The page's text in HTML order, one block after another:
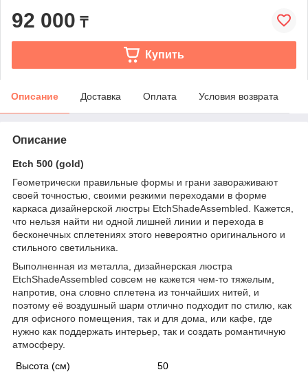
92 000 ₸
Купить
Описание Доставка Оплата Условия возврата
Описание
Etch 500 (gold)
Геометрически правильные формы и грани завораживают
своей точностью, своими резкими переходами в форме
каркаса дизайнерской люстры EtchShadeAssembled. Кажется,
что нельзя найти ни одной лишней линии и перехода в
бесконечных сплетениях этого невероятно оригинального и
стильного светильника.
Выполненная из металла, дизайнерская люстра
EtchShadeAssembled совсем не кажется чем-то тяжелым,
напротив, она словно сплетена из тончайших нитей, и
поэтому её воздушный шарм отлично подходит по стилю, как
для офисного помещения, так и для дома, или кафе, где
нужно как поддержать интерьер, так и создать романтичную
атмосферу.
Высота (см)
50